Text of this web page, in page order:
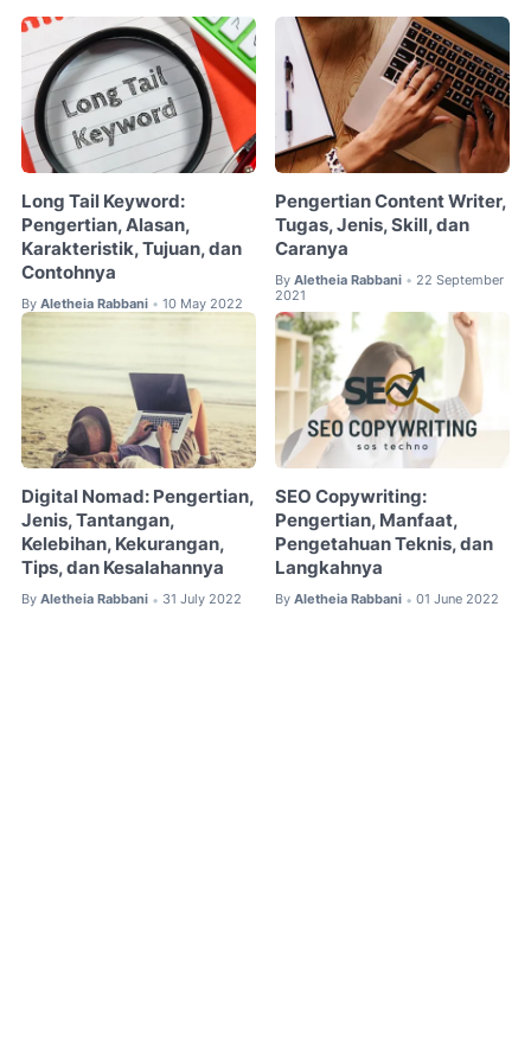
Long Tail Keyword:
Pengertian, Alasan,
Karakteristik, Tujuan, dan
Contohnya
By Aletheia Rabbani • 10 May 2022
Pengertian Content Writer,
Tugas, Jenis, Skill, dan
Caranya
By Aletheia Rabbani • 22 September
2021
Digital Nomad: Pengertian,
Jenis, Tantangan,
Kelebihan, Kekurangan,
Tips, dan Kesalahannya
By Aletheia Rabbani • 31 July 2022
SEO Copywriting:
Pengertian, Manfaat,
Pengetahuan Teknis, dan
Langkahnya
By Aletheia Rabbani • 01 June 2022